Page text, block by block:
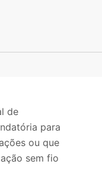
de
para
ou que
sem fio